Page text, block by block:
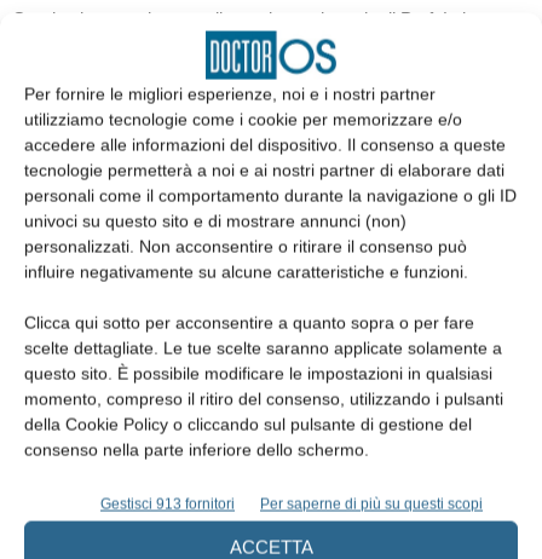
Per fornire le migliori esperienze, noi e i nostri partner
utilizziamo tecnologie come i cookie per memorizzare e/o
accedere alle informazioni del dispositivo. Il consenso a queste
tecnologie permetterà a noi e ai nostri partner di elaborare dati
personali come il comportamento durante la navigazione o gli ID
univoci su questo sito e di mostrare annunci (non)
personalizzati. Non acconsentire o ritirare il consenso può
influire negativamente su alcune caratteristiche e funzioni.
Clicca qui sotto per acconsentire a quanto sopra o per fare
scelte dettagliate. Le tue scelte saranno applicate solamente a
questo sito. È possibile modificare le impostazioni in qualsiasi
momento, compreso il ritiro del consenso, utilizzando i pulsanti
della Cookie Policy o cliccando sul pulsante di gestione del
consenso nella parte inferiore dello schermo.
Gestisci 913 fornitori Per saperne di più su questi scopi
ACCETTA
Grazie al magnetismo e alla meritata stima che il Prof. Labanca
ha ottenuto fino ai vertici del College, questo Meeting italiano ha
quest’anno ospitato anche le più illustri figure di riferimento del
board internazionale. Erano presenti, infatti, il Segretario generale
internazionale Dr. John Hinterman, il Direttore dello sviluppo Prof.
Phillip Dowell, il Registrar Europeo, Dr. Argirios Pissiotis e l’Editor
internazionale di ICD, Prof. Dov Sydney, al quale in occasione di
questo evento è stata conferita la carica di membro onorario della
sezione italiana.
Per conoscere meglio il College e la sua sezione italiana:
https://www.icd-europe.com/district-10-italy/